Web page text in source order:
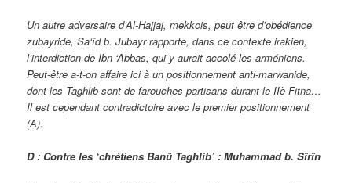
Un autre adversaire d’Al-Hajjaj, mekkois, peut être d’obédience
zubayride, Sa‘îd b. Jubayr rapporte, dans ce contexte irakien,
l’interdiction de Ibn ‘Abbas, qui y aurait accolé les arméniens.
Peut-être a-t-on affaire ici à un positionnement anti-marwanide,
dont les Taghlib sont de farouches partisans durant le IIè Fitna…
Il est cependant contradictoire avec le premier positionnement
(A).
D : Contre les ‘chrétiens Banû Taghlib’ : Muhammad b. Sîrîn